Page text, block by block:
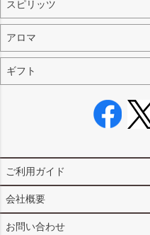
スピリッツ
アロマ
ギフト
ご利用ガイド
会社概要
お問い合わせ